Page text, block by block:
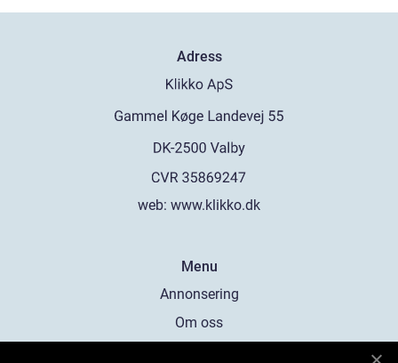
Adress
web: www.klikko.dk
Menu
Annonsering
Om oss